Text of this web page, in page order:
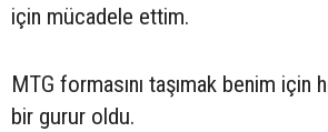
için mücadele ettim.
MTG formasını taşımak benim için
bir gurur oldu.